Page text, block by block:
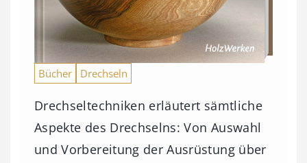
Bücher Drechseln
Drechseltechniken erläutert sämtliche
Aspekte des Drechselns: Von Auswahl
und Vorbereitung der Ausrüstung über